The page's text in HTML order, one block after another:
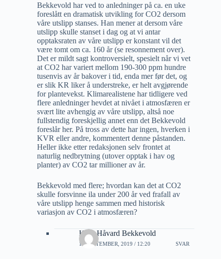
Bekkevold har ved to anledninger på ca. en uke
foreslått en dramatisk utvikling for CO2 dersom
våre utslipp stanses. Han mener at dersom våre
utslipp skulle stanset i dag og at vi antar
opptaksraten av våre utslipp er konstant vil det
være tomt om ca. 160 år (se resonnement over).
Det er mildt sagt kontroversielt, spesielt når vi vet
at CO2 har variert mellom 190-300 ppm hundre
tusenvis av år bakover i tid, enda mer før det, og
er slik KR liker å understreke, er helt avgjørende
for plantevekst. Klimarealistene har tidligere ved
flere anledninger hevdet at nivået i atmosfæren er
svært lite avhengig av våre utslipp, altså noe
fullstendig foreskjellig annet enn det Bekkevold
foreslår her. På tross av dette har ingen, hverken i
KVR eller andre, kommentert denne påstanden.
Heller ikke etter redaksjonen selv frontet at
naturlig nedbrytning (utover opptak i hav og
planter) av CO2 tar millioner av år.
Bekkevold med flere; hvordan kan det at CO2
skulle forsvinne ila under 200 år ved frafall av
våre utslipp henge sammen med historisk
variasjon av CO2 i atmosfæren?
Knut Håvard Bekkevold
15 SEPTEMBER, 2019 / 12:20 SVAR